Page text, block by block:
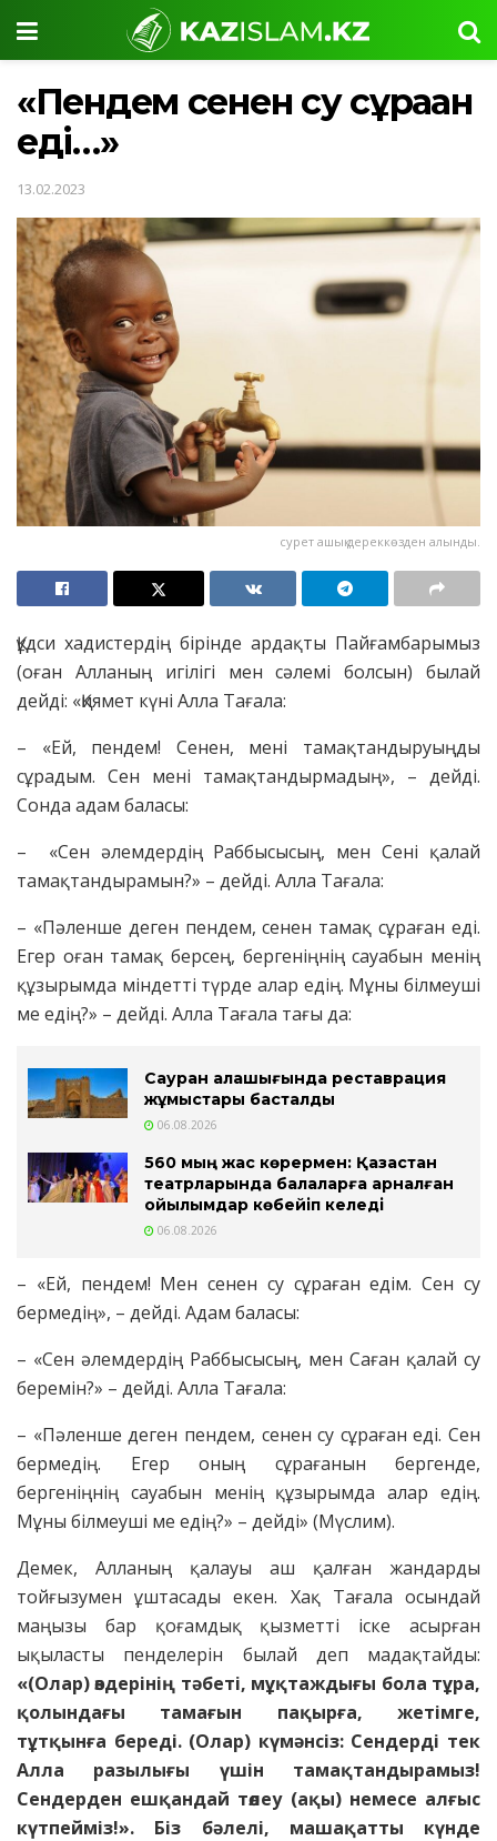
«Пендем сенен су сұраған
еді…»
13.02.2023
сурет ашық дереккөзден алынды.
Құдси хадистердің бірінде ардақты Пайғамбарымыз
(оған Алланың игілігі мен сәлемі болсын) былай
дейді: «Қиямет күні Алла Тағала:
– «Ей, пендем! Сенен, мені тамақтандыруыңды
сұрадым. Сен мені тамақтандырмадың», – дейді.
Сонда адам баласы:
– «Сен әлемдердің Раббысысың, мен Сені қалай
тамақтандырамын?» – дейді. Алла Тағала:
– «Пәленше деген пендем, сенен тамақ сұраған еді.
Егер оған тамақ берсең, бергеніңнің сауабын менің
құзырымда міндетті түрде алар едің. Мұны білмеуші
ме едің?» – дейді. Алла Тағала тағы да:
Сауран қалашығында реставрация
жұмыстары басталды
06.08.2026
560 мың жас көрермен: Қазақстан
театрларында балаларға арналған
қойылымдар көбейіп келеді
06.08.2026
– «Ей, пендем! Мен сенен су сұраған едім. Сен су
бермедің», – дейді. Адам баласы:
– «Сен әлемдердің Раббысысың, мен Саған қалай су
беремін?» – дейді. Алла Тағала:
– «Пәленше деген пендем, сенен су сұраған еді. Сен
бермедің. Егер оның сұрағанын бергенде,
бергеніңнің сауабын менің құзырымда алар едің.
Мұны білмеуші ме едің?» – дейді» (Мүслим).
Демек, Алланың қалауы аш қалған жандарды
тойғызумен ұштасады екен. Хақ Тағала осындай
маңызы бар қоғамдық қызметті іске асырған
ықыласты пенделерін былай деп мадақтайды:
«(Олар) өздерінің тәбеті, мұқтаждығы бола тұра,
қолындағы тамағын пақырға, жетімге,
тұтқынға береді. (Олар) күмәнсіз: Сендерді тек
Алла разылығы үшін тамақтандырамыз!
Сендерден ешқандай төлеу (ақы) немесе алғыс
күтпейміз!». Біз бәлелі, машақатты күнде